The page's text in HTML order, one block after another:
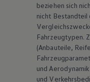
beziehen sich
nicht Bestandteil
Fahrzeugtypen.
(Anbauteile,
und
und